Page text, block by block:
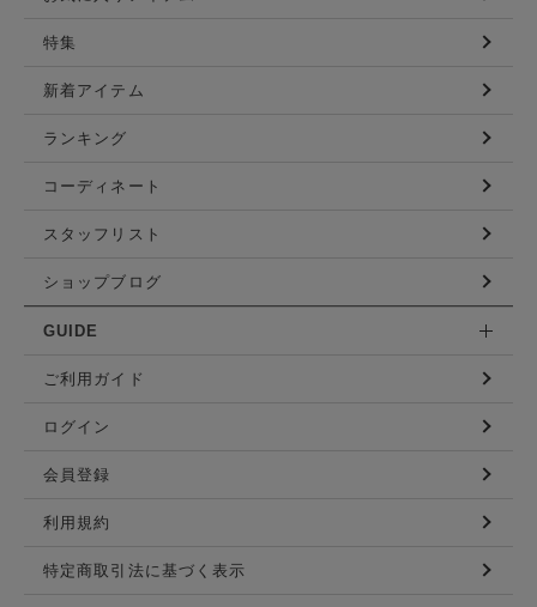
特集
新着アイテム
ランキング
コーディネート
スタッフリスト
ショップブログ
GUIDE
ご利用ガイド
ログイン
会員登録
利用規約
特定商取引法に基づく表示